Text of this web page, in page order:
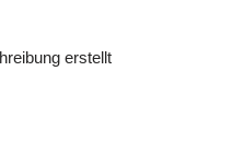
erstellt